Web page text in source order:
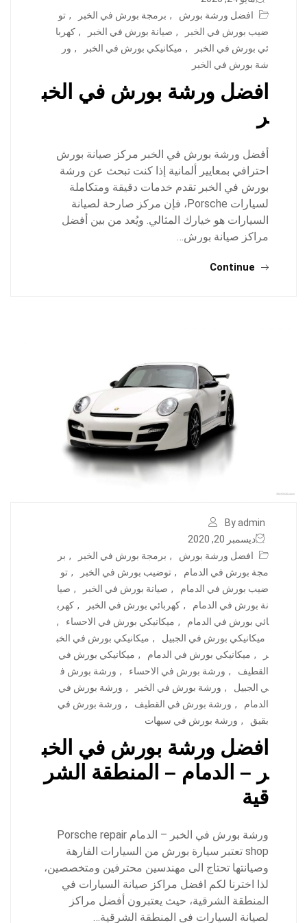
افضل ورشة بورش
, برمجة بورش في الخبر , تو
ضيب بورش في الخبر
, صيانة بورش في الخبر , كهربا
ئي بورش في الخبر
, ميكانيكي بورش في الخبر , ور
شة بورش في الخبر
افضل ورشة بورش في الخب
ر
أفضل ورشة بورش في الخبر مركز صيانة بورش
احترافي بمعايير ألمانية إذا كنت تبحث عن ورشة
بورش في الخبر تقدم خدمات دقيقة ومتكاملة
لسيارات Porsche، فإن مركز صارحة لصيانة
السيارات هو خيارك المثالي. ويُعد من بين أفضل
مراكز صيانة بورش…
Continue
By admin
ديسمبر 20, 2020
افضل ورشة بورش
, برمجة بورش في الخبر , بر
مجة بورش في الدمام
, توضيب بورش في الخبر , تو
ضيب بورش في الدمام
, صيانة بورش في الخبر , صيا
نة بورش في الدمام
, كهربائي بورش في الخبر , كهرب
ائي بورش في الدمام
, ميكانيكي بورش في الاحساء
,
ميكانيكي بورش في الجبيل
, ميكانيكي بورش في الخب
ر
, ميكانيكي بورش في الدمام , ميكانيكي بورش في
القطيف
, ورشة بورش في الاحساء , ورشة بورش ف
ي الجبيل
, ورشة بورش في الخبر , ورشة بورش في
الدمام
, ورشة بورش في القطيف , ورشة بورش في
بقيق
, ورشة بورش في سيهات
افضل ورشة بورش في الخب
ر – الدمام – المنطقة الشر
قية
ورشة بورش في الخبر – الدمام Porsche repair
shop تعتبر سيارة بورش من السيارات الفارهة
وصيانتها تحتاج الى مهندسين محترفين ومتخصصين،
لذا اخترنا لكم افضل مراكز صيانة السيارات في
المنطقة الشرقية، حيث يعتبرون أفضل مراكز
لصيانة السيارات في المنطقة الشرقية…